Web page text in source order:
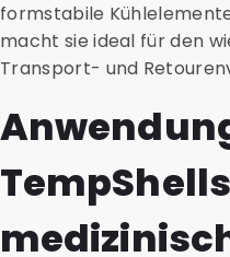
formstabile
macht sie ideal für den
Transport- und